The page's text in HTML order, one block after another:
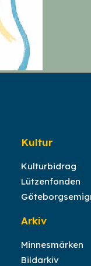
Kultur
Kulturbidrag
Lützenfonden
Arkiv
Minnesmärken
Bildarkiv